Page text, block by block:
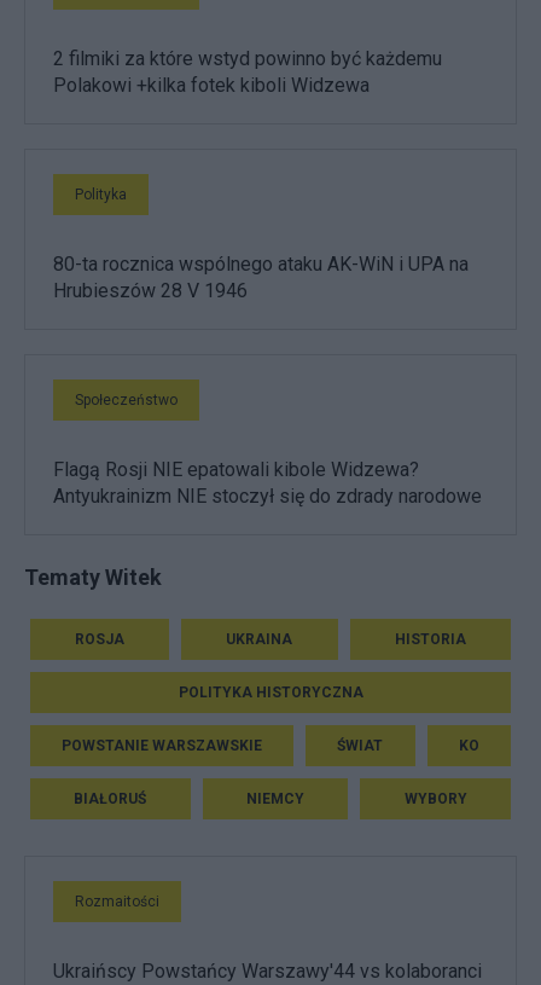
2 filmiki za które wstyd powinno być każdemu
Polakowi +kilka fotek kiboli Widzewa
Polityka
80-ta rocznica wspólnego ataku AK-WiN i UPA na
Hrubieszów 28 V 1946
Społeczeństwo
Flagą Rosji NIE epatowali kibole Widzewa?
Antyukrainizm NIE stoczył się do zdrady narodowe
Tematy Witek
ROSJA UKRAINA HISTORIA
POLITYKA HISTORYCZNA
POWSTANIE WARSZAWSKIE ŚWIAT KO
BIAŁORUŚ NIEMCY WYBORY
Rozmaitości
Ukraińscy Powstańcy Warszawy'44 vs kolaboranci